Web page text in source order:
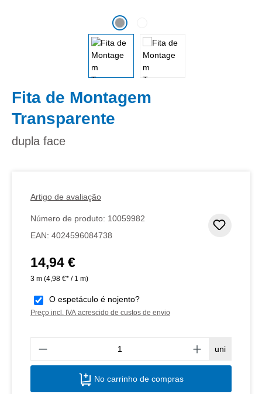
Fita de Montagem
Transparente
dupla face
Artigo de avaliação
Número de produto: 10059982
EAN: 4024596084738
Preço normal:
14,94 €
3 m (4,98 €* / 1 m)
O espetáculo é nojento?
Preço incl. IVA acrescido de custos de envio
uni
No carrinho de compras